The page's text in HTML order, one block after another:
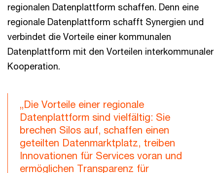
regionalen Datenplattform schaffen. Denn eine
regionale Datenplattform schafft Synergien und
verbindet die Vorteile einer kommunalen
Datenplattform mit den Vorteilen interkommunaler
Kooperation.
„Die Vorteile einer regionale
Datenplattform sind vielfältig: Sie
brechen Silos auf, schaffen einen
geteilten Datenmarktplatz, treiben
Innovationen für Services voran und
ermöglichen Transparenz für